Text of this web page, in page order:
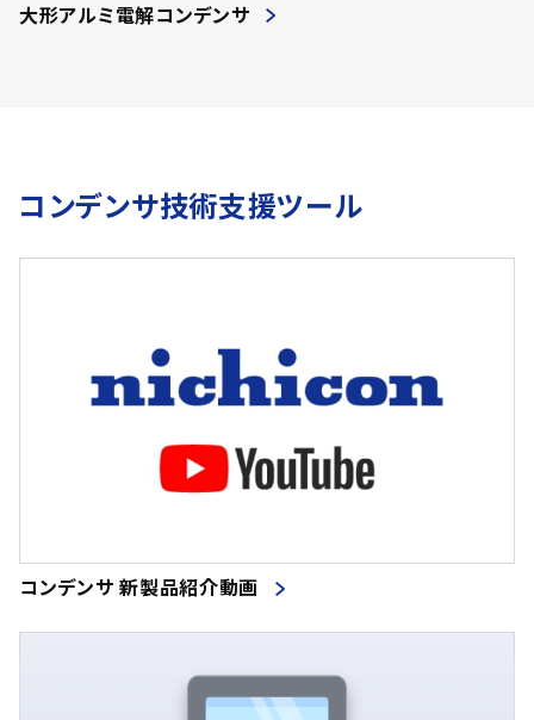
大形アルミ電解コンデンサ
コンデンサ技術支援ツール
コンデンサ 新製品紹介動画